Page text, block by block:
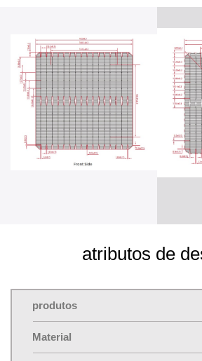
atributos de
produtos
Material